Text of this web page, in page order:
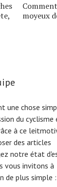
moyeux
une chose
du cyclisme
à ce
des articles
notre état
vous invitons à
de plus simple :